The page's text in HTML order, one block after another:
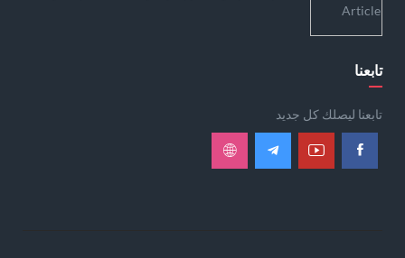
تابعنا
تابعنا ليصلك كل جديد